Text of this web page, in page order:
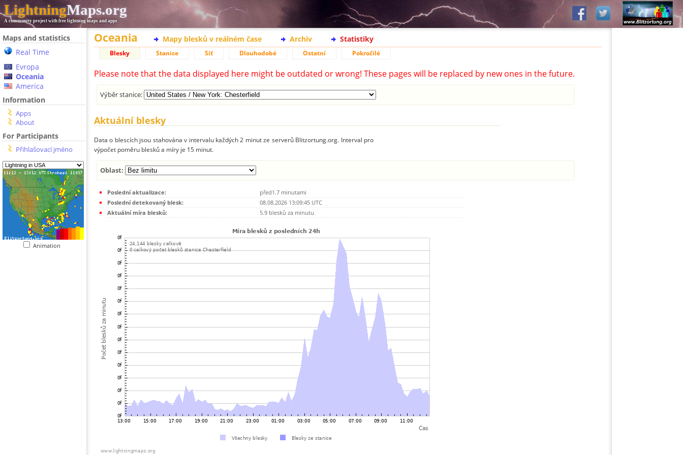
LightningMaps.org
A community project with free lightning maps and apps
Maps and statistics
Real Time
Evropa
Oceania
America
Information
Apps
About
For Participants
Přihlašovací jméno
Animation
Oceania Mapy blesků v reálném čase Archiv Statistiky
Blesky Stanice Síť Dlouhodobé Ostatní Pokročilé
Please note that the data displayed here might be outdated or wrong! These pages will be replaced by new ones in the future.
Výběr stanice:
Aktuální blesky
Data o blescích jsou stahována v intervalu každých 2 minut ze serverů Blitzortung.org. Interval pro
výpočet poměru blesků a míry je 15 minut.
Oblast:
Poslední aktualizace:
před1.7 minutami
Poslední detekovaný blesk:
08.08.2026 13:09:45 UTC
Aktuální míra blesků:
5.9 blesků za minutu